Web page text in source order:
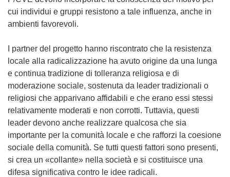
cui individui e gruppi resistono a tale influenza, anche in
ambienti favorevoli.
I partner del progetto hanno riscontrato che la resistenza
locale alla radicalizzazione ha avuto origine da una lunga
e continua tradizione di tolleranza religiosa e di
moderazione sociale, sostenuta da leader tradizionali o
religiosi che apparivano affidabili e che erano essi stessi
relativamente moderati e non corrotti. Tuttavia, questi
leader devono anche realizzare qualcosa che sia
importante per la comunità locale e che rafforzi la coesione
sociale della comunità. Se tutti questi fattori sono presenti,
si crea un «collante» nella società e si costituisce una
difesa significativa contro le idee radicali.